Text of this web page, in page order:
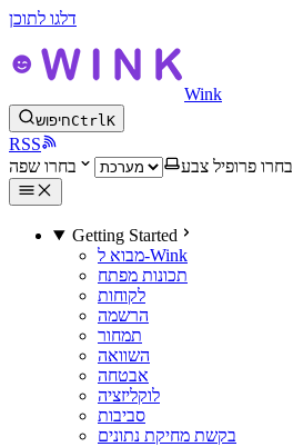
דלגו לתוכן
Wink
חיפושCtrlK
RSS
בחרו פרופיל צבע
בחרו שפה
Getting Started
מבוא ל-Wink
תכונות מפתח
לקוחות
הרשמה
תמחור
השוואה
אבטחה
לוקליזציה
סביבות
בקשת מחיקת נתונים